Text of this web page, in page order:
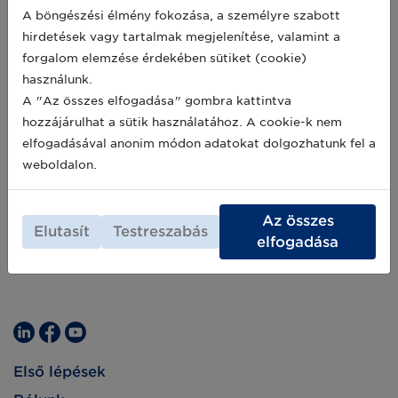
Első lépések
A böngészési élmény fokozása, a személyre szabott
hirdetések vagy tartalmak megjelenítése, valamint a
forgalom elemzése érdekében sütiket (cookie)
használunk.
A "Az összes elfogadása" gombra kattintva
hozzájárulhat a sütik használatához. A cookie-k nem
elfogadásával anonim módon adatokat dolgozhatunk fel a
weboldalon.
Elutasít Testreszabás
Az összes
elfogadása